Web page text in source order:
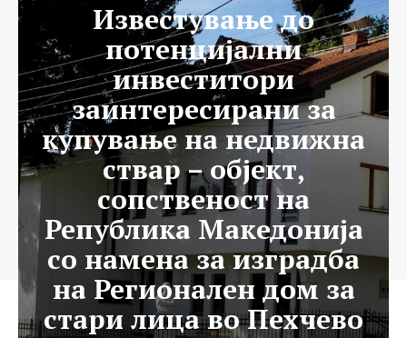
Известување до
потенцијални
инвеститори
заинтересирани за
купување на недвижна
ствар – објект,
сопственост на
Република Македонија
со намена за изградба
на Регионален дом за
стари лица во Пехчево